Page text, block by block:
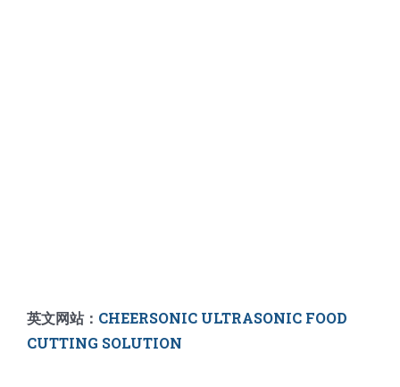
英文网站： CHEERSONIC ULTRASONIC FOOD
CUTTING SOLUTION